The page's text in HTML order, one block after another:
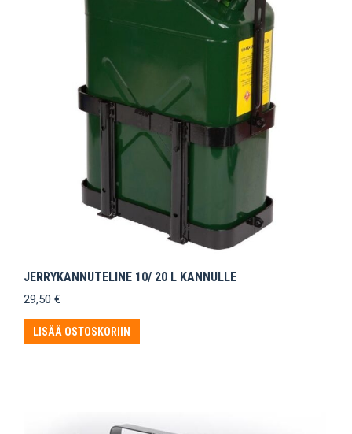
JERRYKANNUTELINE 10/ 20 L KANNULLE
29,50 €
LISÄÄ OSTOSKORIIN